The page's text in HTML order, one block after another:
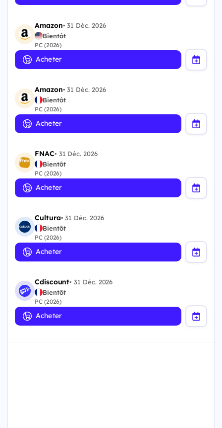
Amazon•31 Déc. 2026
Bientôt
PC (2026)
Acheter
Amazon•31 Déc. 2026
Bientôt
PC (2026)
Acheter
FNAC• 31 Déc. 2026
Bientôt
PC (2026)
Acheter
Cultura•31 Déc. 2026
Bientôt
PC (2026)
Acheter
Cdiscount•31 Déc. 2026
Bientôt
PC (2026)
Acheter